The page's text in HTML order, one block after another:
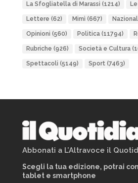
La Sfogliatella di Marassi (1214)
Lettere (62) Mimì (667)
Opinioni (560) Politica(11794)
Rubriche (926) Società e Cultura
Spettacoli (5149) Sport(7463)
Abbonati a L’Altravoce il
Scegli la tua edizione, potrai
tablet e smartphone